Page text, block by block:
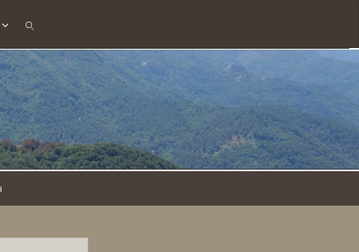
SEARCH